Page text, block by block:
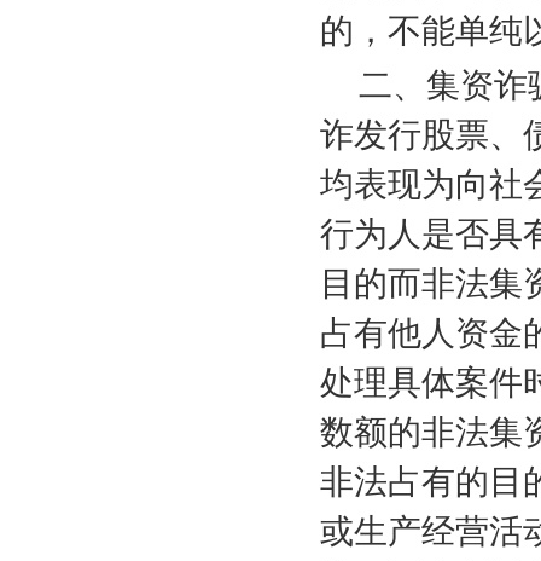
的，不能单纯
二、集资诈
诈发行股票、
均表现为向社
行为人是否具
目的而非法集
占有他人资金
处理具体案件
数额的非法集
非法占有的目
或生产经营活